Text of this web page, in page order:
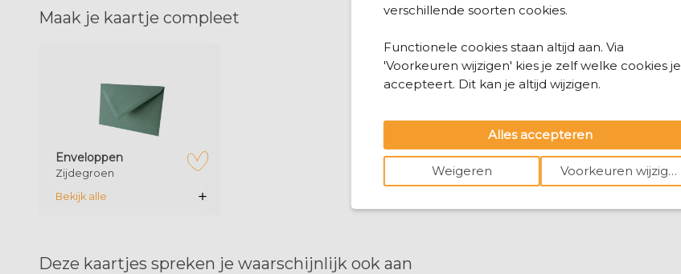
Maak je kaartje compleet
zet op verlanglijstje
Enveloppen
Zijdegroen
Bekijk alle
Deze kaartjes spreken je waarschijnlijk ook aan
verschillende soorten cookies.
Functionele cookies staan altijd aan. Via
'Voorkeuren wijzigen' kies je zelf welke cookies je
accepteert. Dit kan je altijd wijzigen.
Alles accepteren
Weigeren Voorkeuren wijzigen